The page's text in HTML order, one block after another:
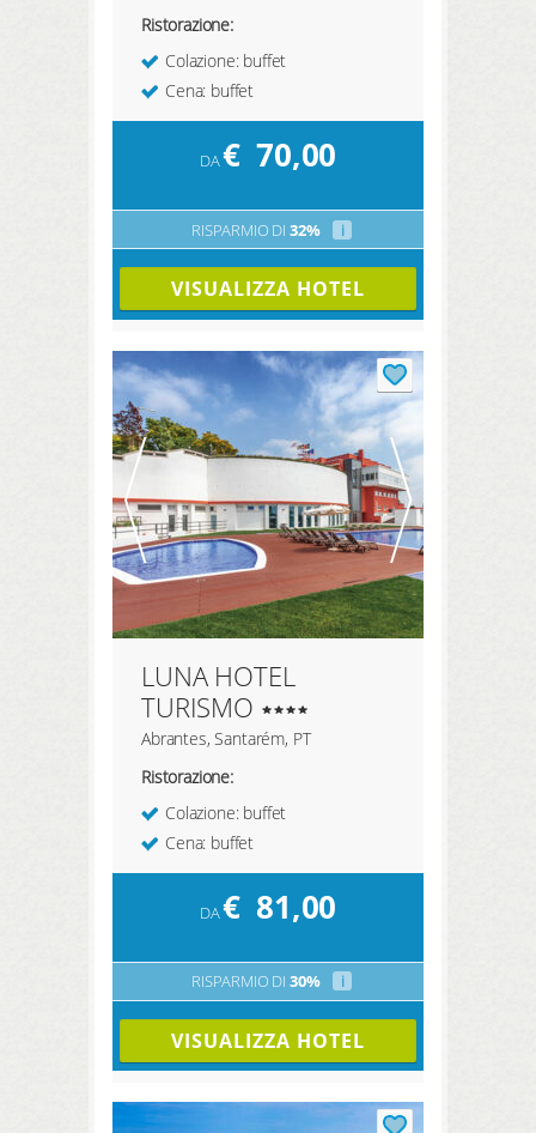
Ristorazione:
Colazione: buffet
Cena: buffet
DA€ 70,00
RISPARMIO DI 32% i
VISUALIZZA HOTEL
LUNA HOTEL
TURISMO
Abrantes, Santarém, PT
Ristorazione:
Colazione: buffet
Cena: buffet
DA€ 81,00
RISPARMIO DI 30% i
VISUALIZZA HOTEL